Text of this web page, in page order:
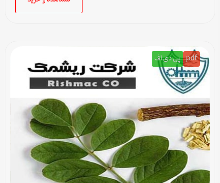
pdf پی دی اف